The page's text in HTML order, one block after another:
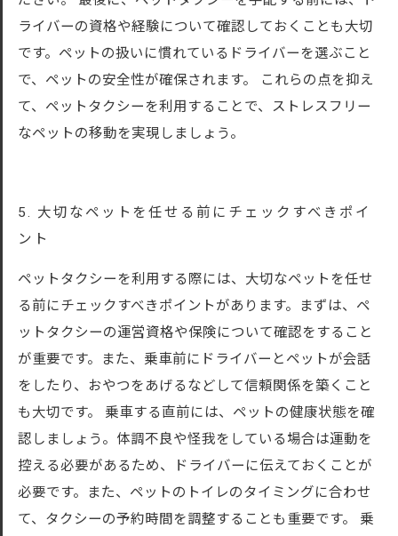
ライバーの資格や経験について確認しておくことも大切
です。ペットの扱いに慣れているドライバーを選ぶこと
で、ペットの安全性が確保されます。 これらの点を抑え
て、ペットタクシーを利用することで、ストレスフリー
なペットの移動を実現しましょう。
5. 大切なペットを任せる前にチェックすべきポイ
ント
ペットタクシーを利用する際には、大切なペットを任せ
る前にチェックすべきポイントがあります。まずは、ペ
ットタクシーの運営資格や保険について確認をすること
が重要です。また、乗車前にドライバーとペットが会話
をしたり、おやつをあげるなどして信頼関係を築くこと
も大切です。 乗車する直前には、ペットの健康状態を確
認しましょう。体調不良や怪我をしている場合は運動を
控える必要があるため、ドライバーに伝えておくことが
必要です。また、ペットのトイレのタイミングに合わせ
て、タクシーの予約時間を調整することも重要です。 乗